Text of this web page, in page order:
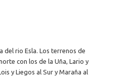
del rio Esla. Los terrenos de
con los de la Uña, Lario y
y Liegos al Sur y Maraña al